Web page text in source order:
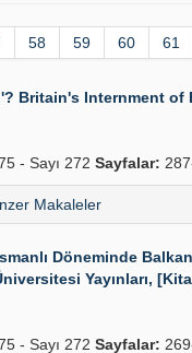
58 59 60 61
Britain's Internment of
- Sayı 272 Sayfalar:
Makaleler
Döneminde
Yayınları,
- Sayı 272 Sayfalar: